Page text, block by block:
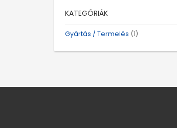
KATEGÓRIÁK
Gyártás / Termelés (1)